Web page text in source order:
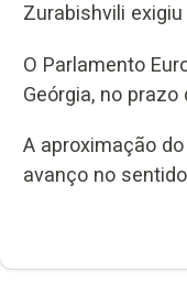
Zurabishvili
O Parlamento
Geórgia, no
A aproximação
avanço no